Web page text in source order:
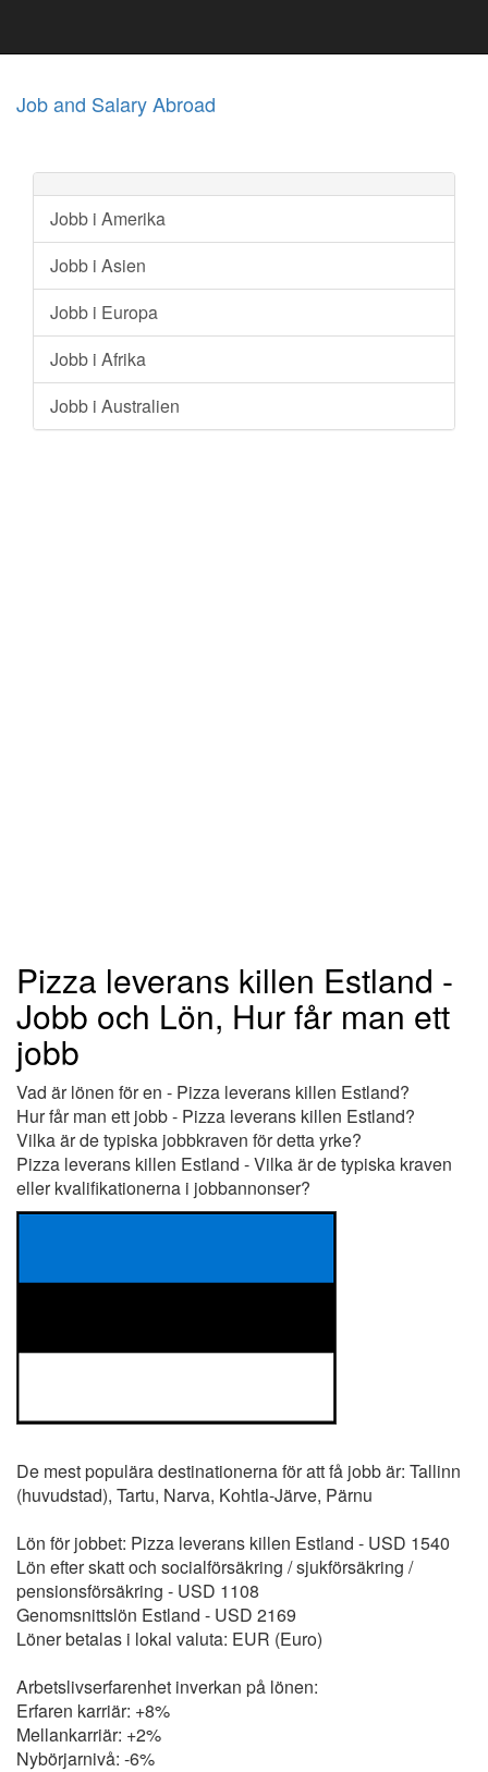
Job and Salary Abroad
Jobb i Amerika
Jobb i Asien
Jobb i Europa
Jobb i Afrika
Jobb i Australien
Pizza leverans killen Estland -
Jobb och Lön, Hur får man ett
jobb
Vad är lönen för en - Pizza leverans killen Estland?
Hur får man ett jobb - Pizza leverans killen Estland?
Vilka är de typiska jobbkraven för detta yrke?
Pizza leverans killen Estland - Vilka är de typiska kraven
eller kvalifikationerna i jobbannonser?
De mest populära destinationerna för att få jobb är: Tallinn
(huvudstad), Tartu, Narva, Kohtla-Järve, Pärnu
Lön för jobbet: Pizza leverans killen Estland - USD 1540
Lön efter skatt och socialförsäkring / sjukförsäkring /
pensionsförsäkring - USD 1108
Genomsnittslön Estland - USD 2169
Löner betalas i lokal valuta: EUR (Euro)
Arbetslivserfarenhet inverkan på lönen:
Erfaren karriär: +8%
Mellankarriär: +2%
Nybörjarnivå: -6%